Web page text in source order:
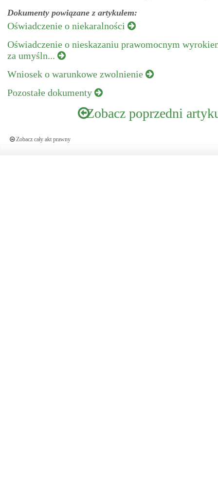
Dokumenty powiązane z artykułem:
Oświadczenie o niekaralności
Oświadczenie o nieskazaniu prawomocnym
za umyśln...
Wniosek o warunkowe zwolnienie
Pozostałe dokumenty
Zobacz poprzedni
Zobacz cały akt prawny